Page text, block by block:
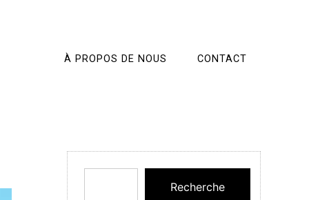
À PROPOS DE NOUS CONTACT
Recherche